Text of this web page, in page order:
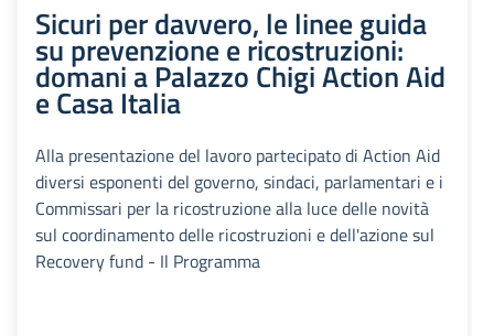
Sicuri per davvero, le linee guida
su prevenzione e ricostruzioni:
domani a Palazzo Chigi Action Aid
e Casa Italia
Alla presentazione del lavoro partecipato di Action Aid
diversi esponenti del governo, sindaci, parlamentari e i
Commissari per la ricostruzione alla luce delle novità
sul coordinamento delle ricostruzioni e dell'azione sul
Recovery fund - Il Programma